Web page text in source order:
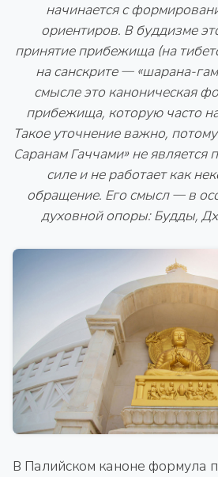
начинается с
ориентиров. В буддизме
принятие прибежища (на
на санскрите — «шарана-
смысле это каноническая
прибежища, которую часто
Такое уточнение важно,
Саранам Гаччами» не является
силе и не работает как
обращение. Его смысл — в
духовной опоры: Будды,
В Палийском каноне формула